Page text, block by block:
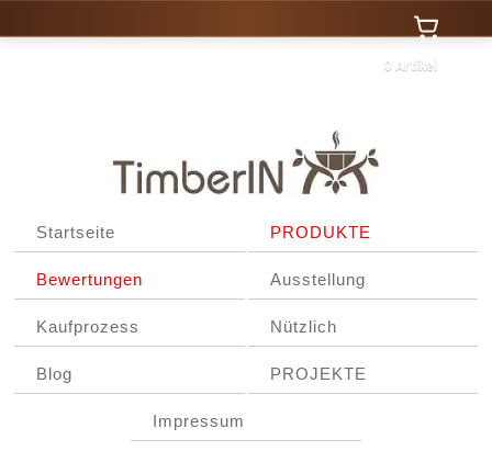
0 Artikel
Startseite PRODUKTE
Bewertungen Ausstellung
Kaufprozess Nützlich
Blog PROJEKTE
Impressum